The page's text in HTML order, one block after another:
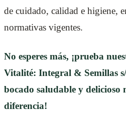
de cuidado, calidad e higiene,
normativas vigentes.
No esperes más, ¡prueba
Vitalité: Integral & Semillas
bocado saludable y delicioso
diferencia!